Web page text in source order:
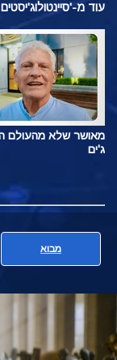
עוד מ-
מאושר שלא מהעולם
ג'ים
מבוא